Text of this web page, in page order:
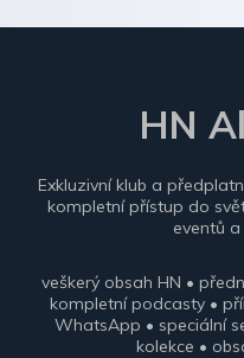
HN
Exkluzivní klub a
kompletní přístup do
eventů
veškerý obsah HN •
kompletní podcasty •
WhatsApp • speciální
kolekce •